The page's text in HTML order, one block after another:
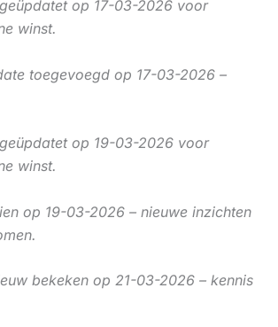
op 17-03-2026 voor
winst.
toegevoegd op 17-03-2026 –
op 19-03-2026 voor
winst.
op 19-03-2026 – nieuwe inzichten
bekeken op 21-03-2026 – kennis